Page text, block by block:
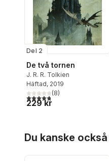
Del 2
De två tornen
J. R. R. Tolkien
Häftad, 2019
4,8utav 5 stjärnor. Totalt
(8)
229 kr
Du kanske